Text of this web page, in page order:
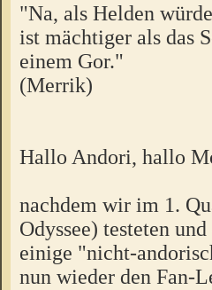
"Na, als Helden
ist mächtiger als das
einem Gor."
(Merrik)
Hallo Andori, hallo
nachdem wir im 1.
Odyssee) testeten
einige "nicht-
nun wieder den Fan-